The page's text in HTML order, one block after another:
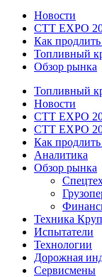
Новости
CTT EXPO
Как
Топливный
Обзор рынка
Топливный
Новости
CTT EXPO
CTT EXPO
Как
Аналитика
Обзор рынка
Техника
Испытатели
Технологии
Дорожная
Сервисмены